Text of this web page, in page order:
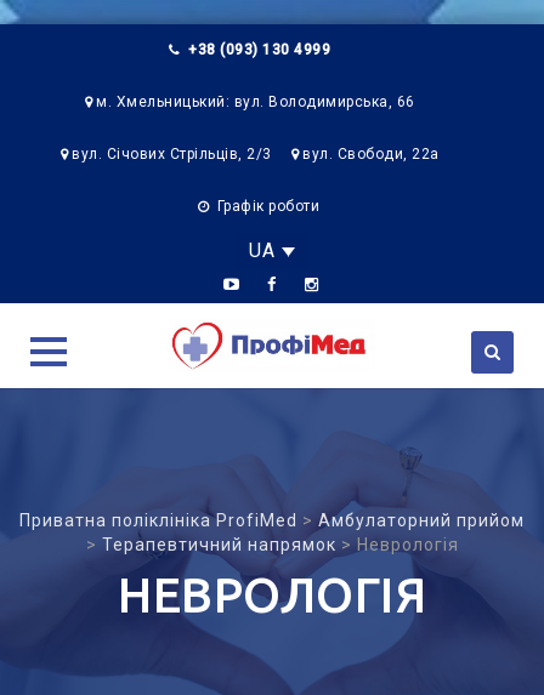
+38 (093) 130 4999
м. Хмельницький: вул. Володимирська, 66
вул. Січових Стрільців, 2/3 вул. Свободи, 22а
Графік роботи
UA
Приватна поліклініка ProfiMed > Амбулаторний прийом
> Терапевтичний напрямок > Неврологія
НЕВРОЛОГІЯ